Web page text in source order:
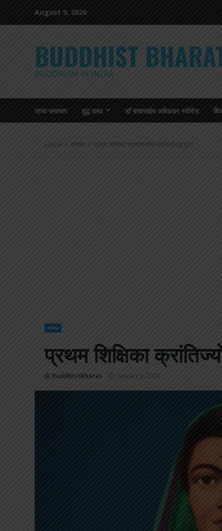
August 9, 2026
BUDDHIST
BUDDHISM IN INDIA
ताजा समाचार बुद्ध कथा डॉ बाबासाहेब आंबेडकर स्पीचेस
Home सोशल प्रथम शिक्षिका क्रांतिज्योति सावित्रीबाई फुले
सोशल
प्रथम शिक्षिका
BuddhistBharat January 3, 2023